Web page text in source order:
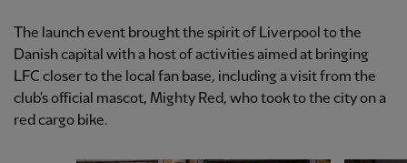
The launch event brought the spirit of Liverpool to the
Danish capital with a host of activities aimed at bringing
LFC closer to the local fan base, including a visit from the
club's official mascot, Mighty Red, who took to the city on a
red cargo bike.